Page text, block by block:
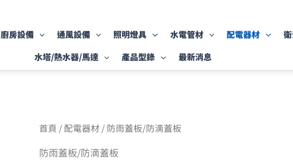
廚房設備 通風設備 照明燈具 水電管材 配電器材
水塔/熱水器/馬達
產品型錄 最新消息
首頁 /配電器材 / 防雨蓋板/防滴蓋板
防雨蓋板/防滴蓋板
項
目
排
序